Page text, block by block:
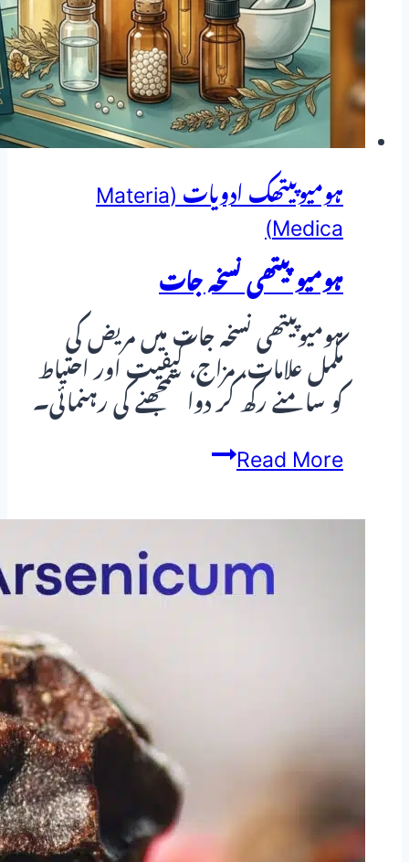
چینی
اور
نزلہ
زکام
ہومیوپیتھکہومیوپیتھک ادویات (Materia
Medica)
ہومیو پیتھی نسخہ جات
ہومیوپیتھی نسخہ جات میں مریض کی
مکمل علامات، مزاج، کیفیت اور احتیاط
کو سامنے رکھ کر دوا سمجھنے کی رہنمائی۔
Read Moreہومیو
نسخہ
جات